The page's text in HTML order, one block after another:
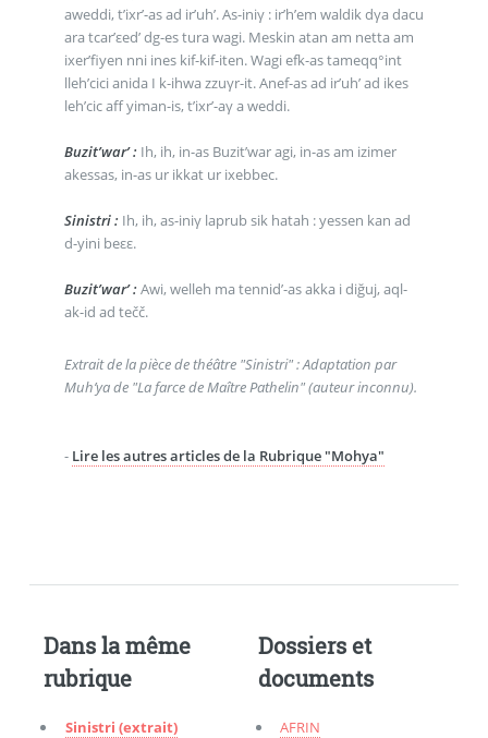
aweddi, t’ixr’-as ad ir’uh’. As-iniγ : ir’h’em waldik dγa dacu
ara tcar’εed’ dg-es tura wagi. Meskin atan am netta am
ixer’fiyen nni ines kif-kif-iten. Wagi efk-as tameqq°int
lleh’cici anida I k-ihwa zzuγr-it. Anef-as ad ir’uh’ ad ikes
leh’cic aff yiman-is, t’ixr’-aγ a weddi.
Buzit’war’ : Ih, ih, in-as Buzit’war agi, in-as am izimer
akessas, in-as ur ikkat ur ixebbec.
Sinistri : Ih, ih, as-iniγ laprub sik hatah : yessen kan ad
d-yini beεε.
Buzit’war’ : Awi, welleh ma tennid’-as akka i diğuj, aql-
ak-id ad tečč.
Extrait de la pièce de théâtre "Sinistri" : Adaptation par
Muh’ya de "La farce de Maître Pathelin" (auteur inconnu).
- Lire les autres articles de la Rubrique "Mohya"
Dans la même
rubrique
Sinistri (extrait)
Dossiers et
documents
AFRIN